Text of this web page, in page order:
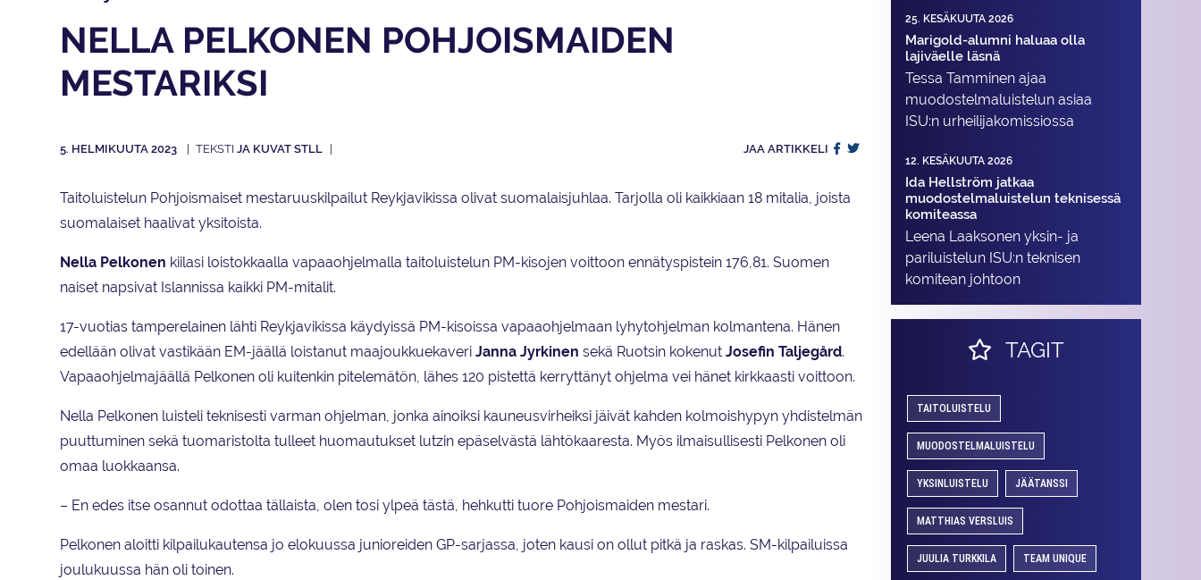
NELLA PELKONEN POHJOISMAIDEN
MESTARIKSI
5. HELMIKUUTA 2023 JA KUVAT STLL JAA ARTIKKELI
Taitoluistelun Pohjoismaiset mestaruuskilpailut Reykjavikissa olivat suomalaisjuhlaa. Tarjolla oli kaikkiaan 18 mitalia, joista
suomalaiset haalivat yksitoista.
Nella Pelkonen kiilasi loistokkaalla vapaaohjelmalla taitoluistelun PM-kisojen voittoon ennätyspistein 176,81. Suomen
naiset napsivat Islannissa kaikki PM-mitalit.
17-vuotias tamperelainen lähti Reykjavikissa käydyissä PM-kisoissa vapaaohjelmaan lyhytohjelman kolmantena. Hänen
edellään olivat vastikään EM-jäällä loistanut maajoukkuekaveri Janna Jyrkinen sekä Ruotsin kokenut Josefin Taljegård.
Vapaaohjelmajäällä Pelkonen oli kuitenkin pitelemätön, lähes 120 pistettä kerryttänyt ohjelma vei hänet kirkkaasti voittoon.
Nella Pelkonen luisteli teknisesti varman ohjelman, jonka ainoiksi kauneusvirheiksi jäivät kahden kolmoishypyn yhdistelmän
puuttuminen sekä tuomaristolta tulleet huomautukset lutzin epäselvästä lähtökaaresta. Myös ilmaisullisesti Pelkonen oli
omaa luokkaansa.
­– En edes itse osannut odottaa tällaista, olen tosi ylpeä tästä, hehkutti tuore Pohjoismaiden mestari.
Pelkonen aloitti kilpailukautensa jo elokuussa junioreiden GP-sarjassa, joten kausi on ollut pitkä ja raskas. SM-kilpailuissa
joulukuussa hän oli toinen.
25. KESÄKUUTA 2026
Marigold-alumni haluaa olla
lajiväelle läsnä
Tessa Tamminen ajaa
muodostelma­luistelun asiaa
ISU:n urheilija­komissiossa
12. KESÄKUUTA 2026
Ida Hellström jatkaa
muodostelmaluistelun teknisessä
komiteassa
Leena Laaksonen yksin- ja
pariluistelun ISU:n teknisen
komitean johtoon
TAGIT
TAITOLUISTELU
MUODOSTELMALUISTELU
YKSINLUISTELU JÄÄTANSSI
MATTHIAS VERSLUIS
JUULIA TURKKILA TEAM UNIQUE